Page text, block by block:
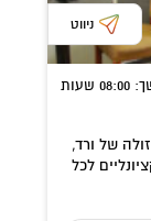
ניווט
: 08:00 שעות
של ורד,
לכל